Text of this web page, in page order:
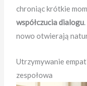
chroniąc krótkie
współczucia dialogu
nowo otwierają
Utrzymywanie
zespołowa